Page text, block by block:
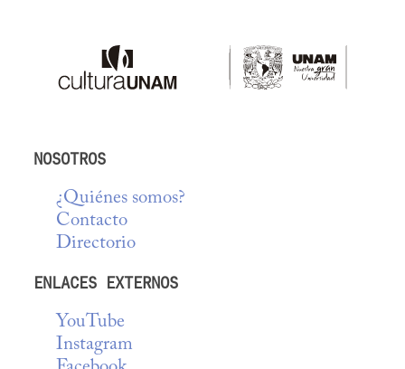
NOSOTROS
¿Quiénes somos?
Contacto
Directorio
ENLACES EXTERNOS
YouTube
Instagram